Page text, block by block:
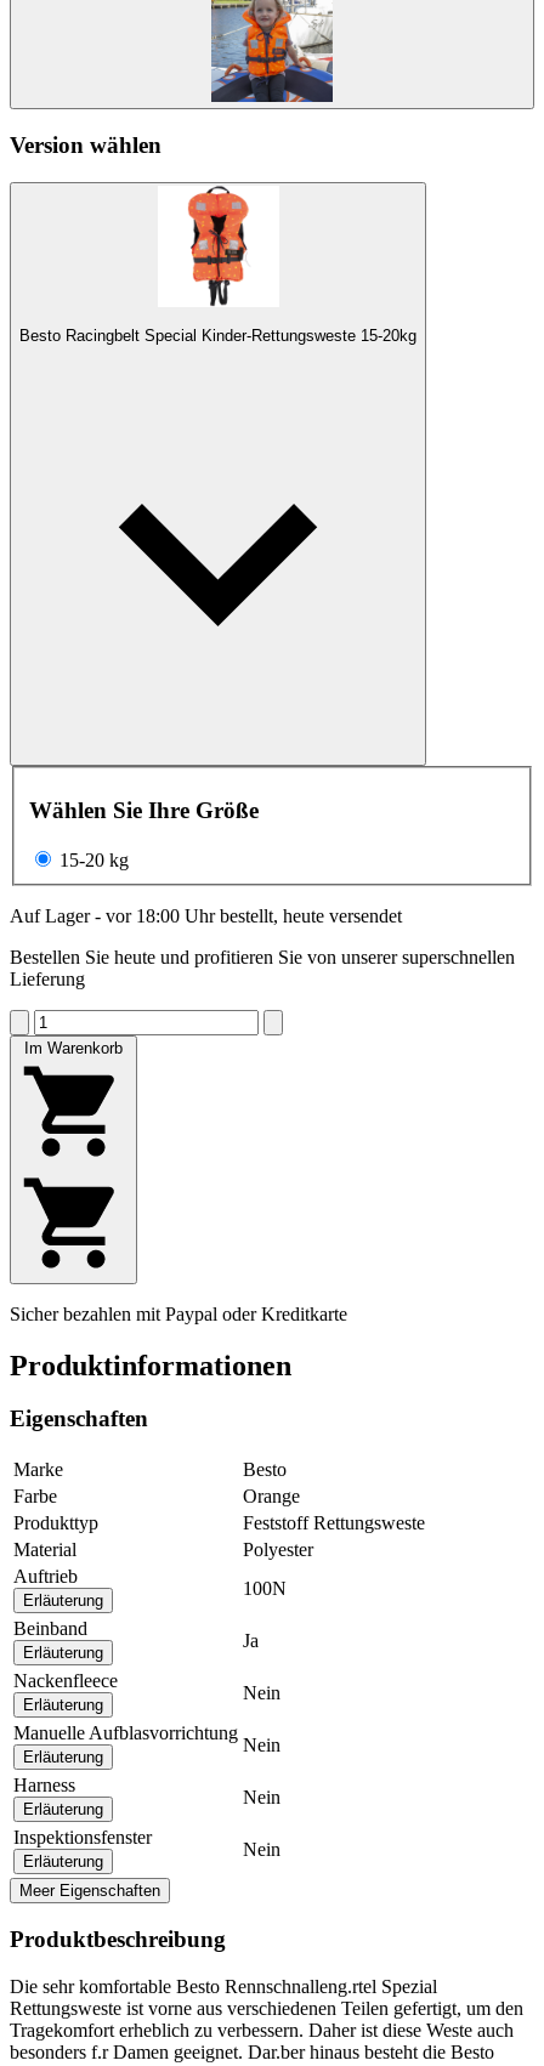
Version wählen
Besto Racingbelt Special Kinder-Rettungsweste 15-20kg
Wählen Sie Ihre Größe
15-20 kg
Auf Lager - vor 18:00 Uhr bestellt, heute versendet
Bestellen Sie heute und profitieren Sie von unserer superschnellen
Lieferung
Im Warenkorb
Sicher bezahlen mit Paypal oder Kreditkarte
Produktinformationen
Eigenschaften
Marke
Besto
Farbe
Orange
Produkttyp
Feststoff Rettungsweste
Material
Polyester
Auftrieb
Erläuterung
100N
Beinband
Erläuterung
Ja
Nackenfleece
Erläuterung
Nein
Manuelle Aufblasvorrichtung
Erläuterung
Nein
Harness
Erläuterung
Nein
Inspektionsfenster
Erläuterung
Nein
Meer Eigenschaften
Produktbeschreibung
Die sehr komfortable Besto Rennschnalleng.rtel Spezial
Rettungsweste ist vorne aus verschiedenen Teilen gefertigt, um den
Tragekomfort erheblich zu verbessern. Daher ist diese Weste auch
besonders f.r Damen geeignet. Dar.ber hinaus besteht die Besto